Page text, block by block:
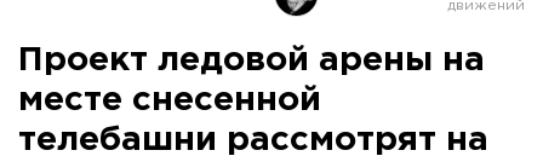
Проект ледовой арены на
месте снесенной
телебашни рассмотрят на